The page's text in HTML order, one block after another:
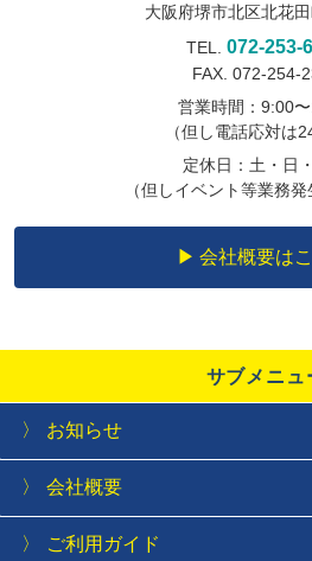
大阪府堺市北区北花
TEL. 072-253-
FAX. 072-254-
営業時間：9:00
（但し電話応対は
定休日：土・日
（但しイベント等業務発
会社概要は
サブメニュ
お知らせ
会社概要
ご利用ガイド